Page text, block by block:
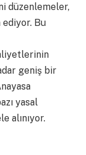
düzenlemeler,
ediyor. Bu
geniş bir
yasal
alınıyor.